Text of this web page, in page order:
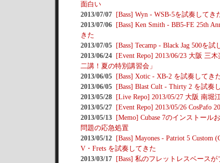
面白い
2013/07/07
[Bass] Wyn - WSB-5を試奏してき
2013/07/06
[Bass] Ken Smith - BB5-FE 25th
きた
2013/07/05
[Bass] Tecamp - Black Jag 500を試
2013/06/24
[Event Repo] 2013/06/23 大阪 三
二講！夏の特別講習会」
2013/06/05
[Bass] Xotic - XB-2 を試奏してき
2013/06/05
[Bass] Blast Cult - Thirty 2 を試奏
2013/05/28
[Live Repo] 2013/05/27 大阪 南堀
2013/05/27
[Event Repo] 2013/05/26 CosPafo
2013/05/13
[Memo] Cubase 7のインストール
問題の応急処置
2013/05/12
[Bass] Mayones - Patriot 5 Custom
V・Frets を試奏してきた
2013/03/17
[Bass] 私のフレットレスベース